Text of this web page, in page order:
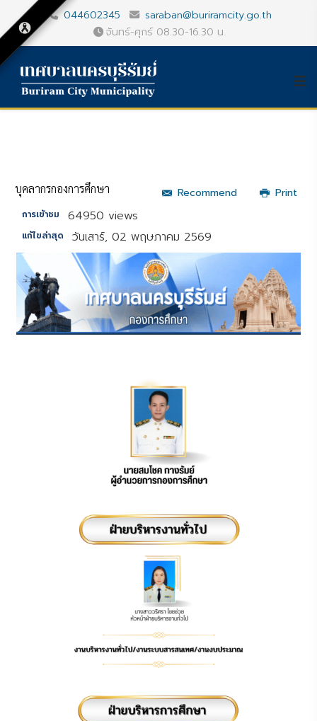
044602345
saraban@buriramcity.go.th
จันทร์-ศุกร์ 08.30-16.30 น.
Recommend Print
บุคลากรกองการศึกษา
การเข้าชม 64950 views
แก้ไขล่าสุด วันเสาร์, 02 พฤษภาคม 2569